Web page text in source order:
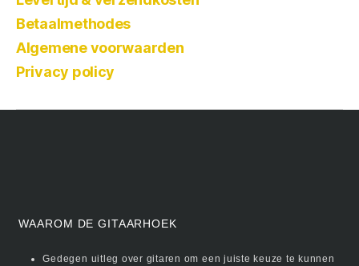
Betaalmethodes
Algemene voorwaarden
Privacy policy
WAAROM DE GITAARHOEK
Gedegen uitleg over gitaren om een juiste keuze te kunnen